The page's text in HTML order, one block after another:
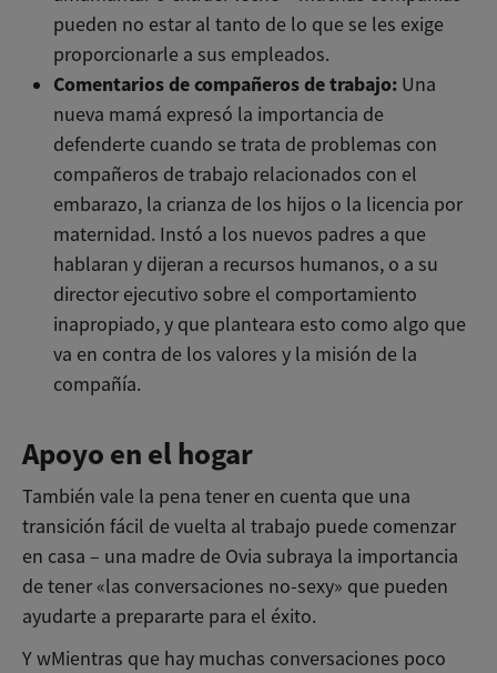
pueden no estar al tanto de lo que se les exige
proporcionarle a sus empleados.
Comentarios de compañeros de trabajo: Una
nueva mamá expresó la importancia de
defenderte cuando se trata de problemas con
compañeros de trabajo relacionados con el
embarazo, la crianza de los hijos o la licencia por
maternidad. Instó a los nuevos padres a que
hablaran y dijeran a recursos humanos, o a su
director ejecutivo sobre el comportamiento
inapropiado, y que planteara esto como algo que
va en contra de los valores y la misión de la
compañía.
Apoyo en el hogar
También vale la pena tener en cuenta que una
transición fácil de vuelta al trabajo puede comenzar
en casa – una madre de Ovia subraya la importancia
de tener «las conversaciones no-sexy» que pueden
ayudarte a prepararte para el éxito.
Y wMientras que hay muchas conversaciones poco